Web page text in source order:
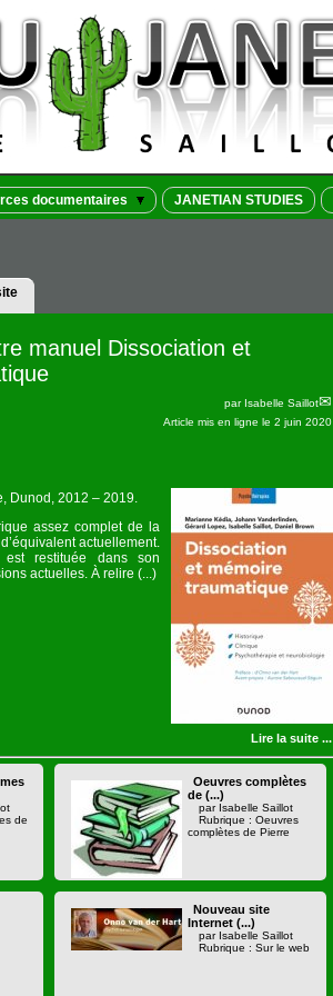
documentaires JANETIAN STUDIES
manuel Dissociation et
par Isabelle Saillot
Article mis en ligne le 2 juin 2020
Dunod, 2012 – 2019.
assez complet de la
actuellement.
restituée dans son
actuelles. À relire (...)
Lire la suite ...
de
Oeuvres complètes
de (...)
par Isabelle Saillot
Rubrique : Oeuvres
complètes de Pierre
Nouveau site
Internet (...)
par Isabelle Saillot
Rubrique : Sur le web